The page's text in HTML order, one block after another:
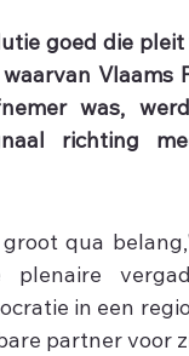
goed die
Vlaams
was,
richting
qua
in een
partner voor